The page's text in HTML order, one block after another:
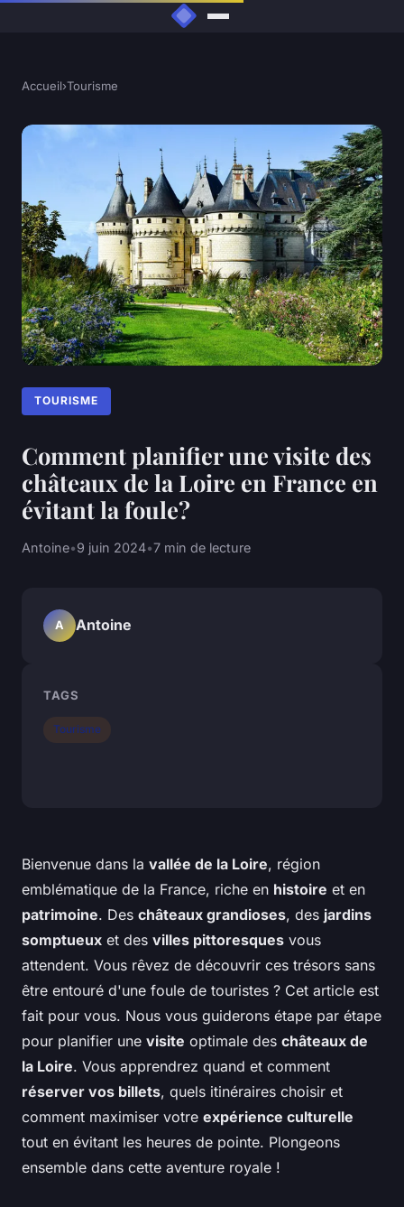
Accueil›Tourisme
TOURISME
Comment planifier une visite des
châteaux de la Loire en France en
évitant la foule?
Antoine•9 juin 2024•7 min de lecture
Bienvenue dans la vallée de la Loire, région
emblématique de la France, riche en histoire et en
patrimoine. Des châteaux grandioses, des jardins
somptueux et des villes pittoresques vous
attendent. Vous rêvez de découvrir ces trésors sans
être entouré d'une foule de touristes ? Cet article est
fait pour vous. Nous vous guiderons étape par étape
pour planifier une visite optimale des châteaux de
la Loire. Vous apprendrez quand et comment
réserver vos billets, quels itinéraires choisir et
comment maximiser votre expérience culturelle
tout en évitant les heures de pointe. Plongeons
ensemble dans cette aventure royale !
A Antoine
TAGS
Tourisme